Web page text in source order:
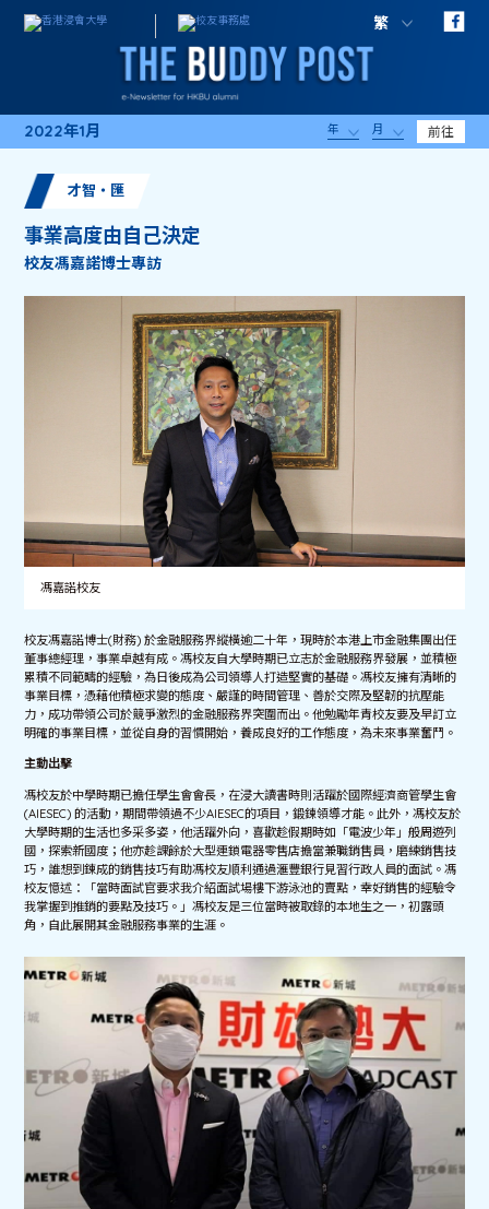
繁
2022年1月 年 月 前往
才智・匯
事業高度由自己決定
校友馮嘉諾博士專訪
馮嘉諾校友
校友馮嘉諾博士(財務) 於金融服務界縱橫逾二十年，現時於本港上市金融集團出任
董事總經理，事業卓越有成。馮校友自大學時期已立志於金融服務界發展，並積極
累積不同範疇的經驗，為日後成為公司領導人打造堅實的基礎。馮校友擁有清晰的
事業目標，憑藉他積極求變的態度、嚴謹的時間管理、善於交際及堅韌的抗壓能
力，成功帶領公司於競爭激烈的金融服務界突圍而出。他勉勵年青校友要及早訂立
明確的事業目標，並從自身的習慣開始，養成良好的工作態度，為未來事業奮鬥。
主動出擊
馮校友於中學時期已擔任學生會會長，在浸大讀書時則活躍於國際經濟商管學生會
(AIESEC) 的活動，期間帶領過不少AIESEC的項目，鍛鍊領導才能。此外，馮校友於
大學時期的生活也多采多姿，他活躍外向，喜歡趁假期時如「電波少年」般周遊列
國，探索新國度；他亦趁課餘於大型連鎖電器零售店擔當兼職銷售員，磨練銷售技
巧，誰想到錬成的銷售技巧有助馮校友順利通過滙豐銀行見習行政人員的面試。馮
校友憶述：「當時面試官要求我介紹面試場樓下游泳池的賣點，幸好銷售的經驗令
我掌握到推銷的要點及技巧。」馮校友是三位當時被取錄的本地生之一，初露頭
角，自此展開其金融服務事業的生涯。